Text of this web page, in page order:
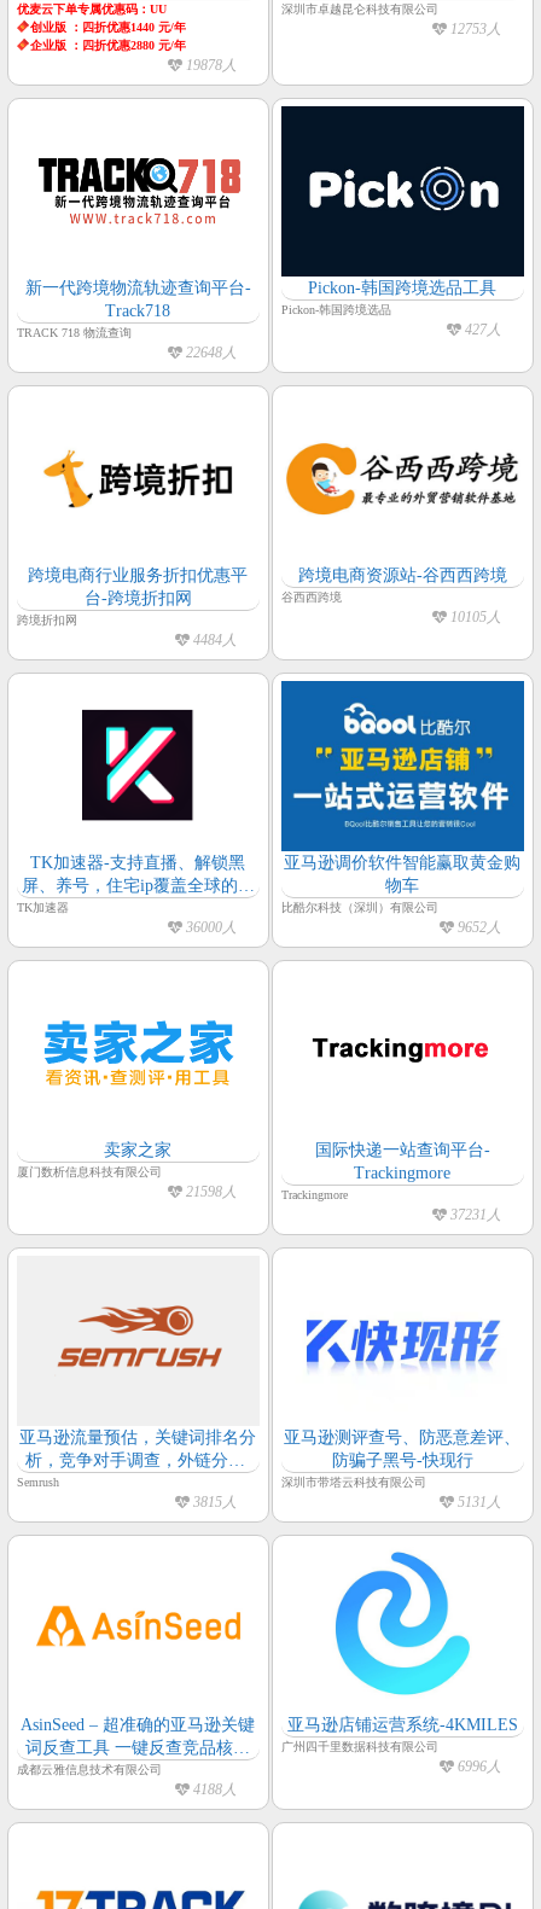
码】
优麦云下单专属优惠码：UU
创业版 ：四折优惠1440 元/年
企业版 ：四折优惠2880 元/年
19878人
深圳市卓越昆仑科技有限公司
12753人
新一代跨境物流轨迹查询平台-
Track718
TRACK 718 物流查询
22648人
Pickon-韩国跨境选品工具
Pickon-韩国跨境选品
427人
跨境电商行业服务折扣优惠平
台-跨境折扣网
跨境折扣网
4484人
跨境电商资源站-谷西西跨境
谷西西跨境
10105人
TK加速器-支持直播、解锁黑
屏、养号，住宅ip覆盖全球的加
速线路及加速网络，为出海社交
电商提供一站式直播、带货的基
TK加速器
36000人
亚马逊调价软件智能赢取黄金购
物车
比酷尔科技（深圳）有限公司
9652人
卖家之家
厦门数析信息科技有限公司
21598人
国际快递一站查询平台-
Trackingmore
Trackingmore
37231人
亚马逊流量预估，关键词排名分
析，竞争对手调查，外链分析-
Semrush
3815人
亚马逊测评查号、防恶意差评、
防骗子黑号-快现行
深圳市带塔云科技有限公司
5131人
AsinSeed – 超准确的亚马逊关键
词反查工具 一键反查竞品核心
流量词
成都云雅信息技术有限公司
4188人
亚马逊店铺运营系统-4KMILES
广州四千里数据科技有限公司
6996人